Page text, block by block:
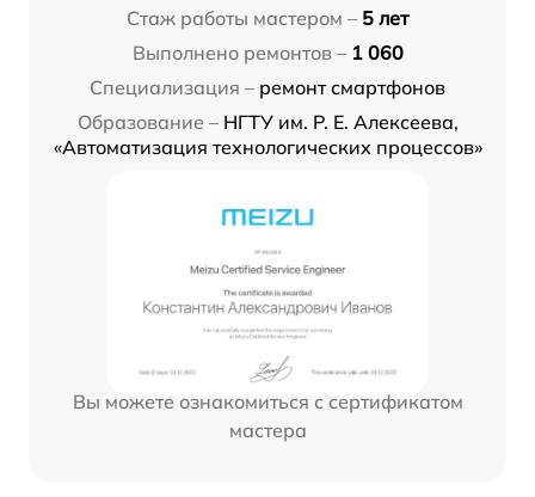
Стаж работы мастером – 5 лет
Выполнено ремонтов – 1 060
Специализация – ремонт смартфонов
Образование – НГТУ им. Р. Е. Алексеева,
«Автоматизация технологических процессов»
Вы можете ознакомиться с сертификатом
мастера